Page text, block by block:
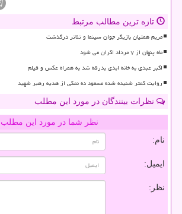
تازه ترین مطالب مرتبط
مریم همتیان بازیگر جوان سینما و تئاتر درگذشت
ماه پنهان از ۷ مرداد اکران می شود
اکبر عبدی به خانه ابدی بدرقه شد به همراه عکس و فیلم
روایت کمتر شنیده شده مسعود ده نمکی از هدیه رهبر شهید
نظرات بینندگان در مورد این مطلب
نظر شما در مورد این مطلب
نام:
ایمیل:
نظر: